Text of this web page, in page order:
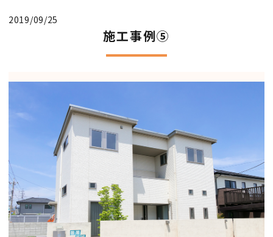
2019/09/25
施工事例⑤